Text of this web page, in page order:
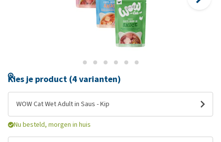
Kies je product (4 varianten)
WOW Cat Wet Adult in Saus - Kip
Nu besteld, morgen in huis